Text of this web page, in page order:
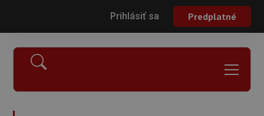
Prihlásiť sa Predplatné